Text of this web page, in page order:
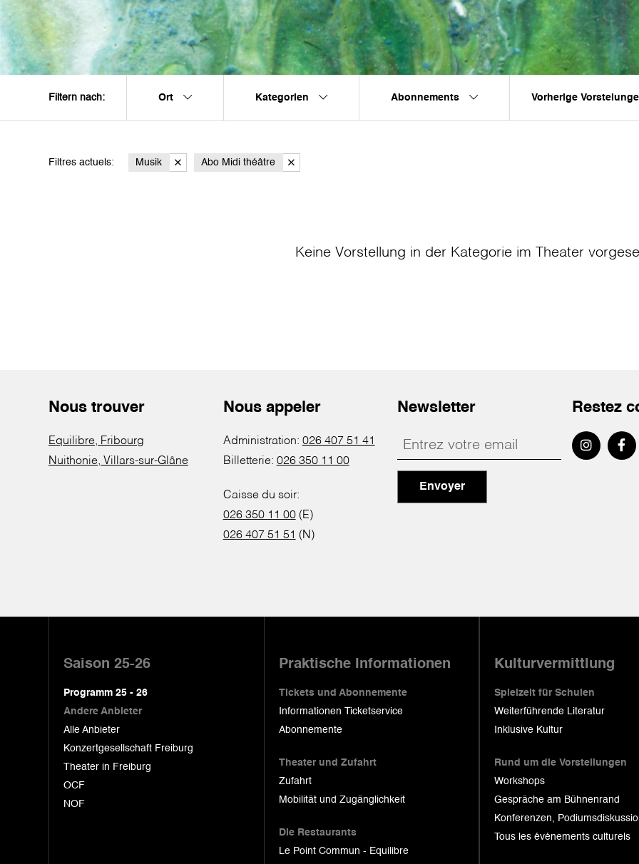
Filtern nach: Ort Kategorien Abonnements Vorherige
Filtres actuels: Musik Abo Midi théâtre
Keine Vorstellung in der Kategorie im Theater
Nous trouver
Equilibre, Fribourg
Nuithonie, Villars-sur-Glâne
Nous appeler
Administration: 026 407 51 41
Billetterie: 026 350 11 00
Caisse du soir:
026 350 11 00(E)
026 407 51 51 (N)
Newsletter
Envoyer
Restez
Saison 25-26
Programm 25 - 26
Andere Anbieter
Alle Anbieter
Konzertgesellschaft Freiburg
Theater in Freiburg
OCF
NOF
Praktische Informationen
Tickets und Abonnemente
Informationen Ticketservice
Abonnemente
Theater und Zufahrt
Zufahrt
Mobilität und Zugänglichkeit
Die Restaurants
Le Point Commun - Equilibre
Kulturvermittlung
Spielzeit für Schulen
Weiterführende Literatur
Inklusive Kultur
Rund um die Vorstellungen
Workshops
Gespräche am Bühnenrand
Konferenzen,
Tous les événements culturels